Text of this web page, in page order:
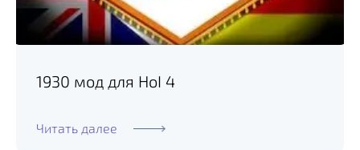
1930 мод для HoI 4
Читать далее